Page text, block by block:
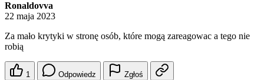
Ronaldovva
22 maja 2023
Za mało krytyki w stronę osób, które mogą zareagowac a tego nie
robią
1 Odpowiedz Zgłoś